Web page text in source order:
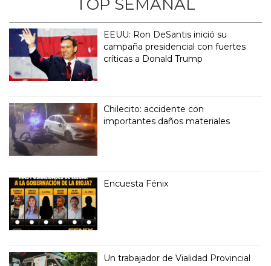
TOP SEMANAL
EEUU: Ron DeSantis inició su
campaña presidencial con fuertes
críticas a Donald Trump
Chilecito: accidente con
importantes daños materiales
Encuesta Fénix
Un trabajador de Vialidad Provincial